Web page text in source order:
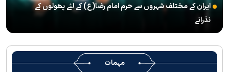
رہبرشہید کے وداع کے ا یام میں حرم مطہر رضوی بند نہيں ہوگا
رہبرشہید ( رحمت اللہ علیہ ) کی یاد میں رضوی کتابخانہ اور میوزیمز
میں تعزیتی جلسوں اور خصوصی پروگراموں کا انعقاد
روضہ منورہ امام رضا(ع) کے خدام ، سوگوار زائرین کو کھانے اور رہائش
کی خدمات فراہم کرنے کے لئے تیار ہیں
ایران کے مختلف شہروں سے حرم امام رضا(ع) کے لئے پھولوں کے
نذرانے
مہمات